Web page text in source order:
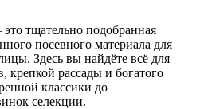
тщательно подобранная
посевного материала для
Здесь вы найдёте всё для
крепкой рассады и богатого
классики до
селекции.